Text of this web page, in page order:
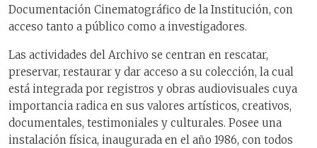
Documentación Cinematográfico de la Institución, con
acceso tanto a público como a investigadores.
Las actividades del Archivo se centran en rescatar,
preservar, restaurar y dar acceso a su colección, la cual
está integrada por registros y obras audiovisuales cuya
importancia radica en sus valores artísticos, creativos,
documentales, testimoniales y culturales. Posee una
instalación física, inaugurada en el año 1986, con todos